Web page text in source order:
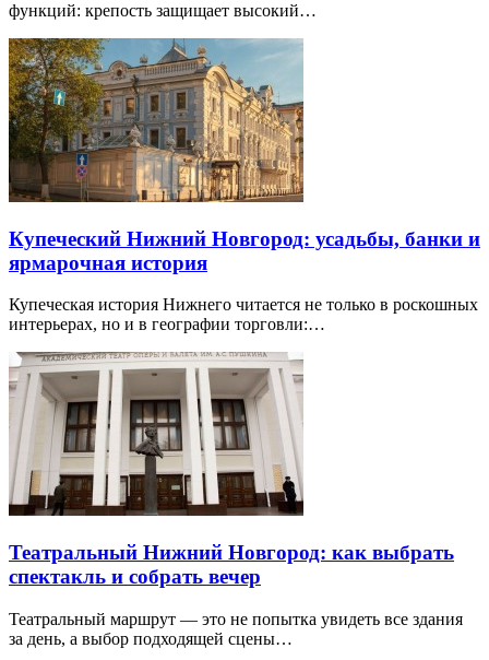
функций: крепость защищает высокий…
Купеческий Нижний Новгород: усадьбы, банки и
ярмарочная история
Купеческая история Нижнего читается не только в роскошных
интерьерах, но и в географии торговли:…
Театральный Нижний Новгород: как выбрать
спектакль и собрать вечер
Театральный маршрут — это не попытка увидеть все здания
за день, а выбор подходящей сцены…